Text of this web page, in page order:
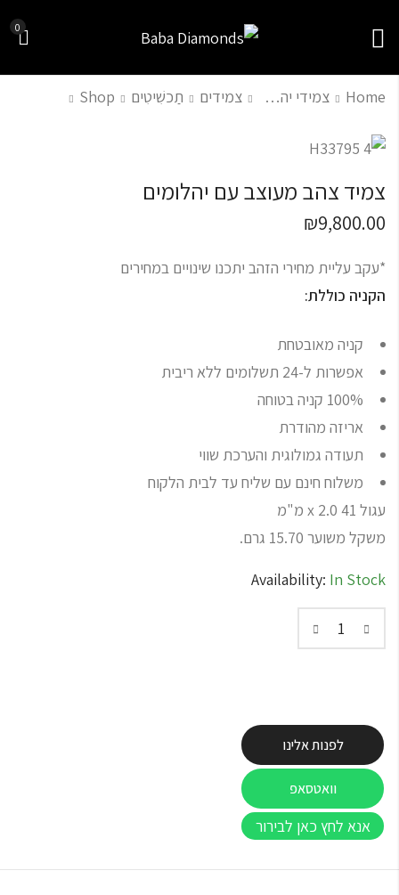
0
Home
Shop תַכשִׁיטִים צמידים צמידי יהלומים
קראט
13,300.00צמיד צהב מעוצב עם יהלומים
₪9,800.00
*עקב עליית מחירי הזהב יתכנו שינויים במחירים
הקניה כוללת:
קניה מאובטחת
אפשרות ל-24 תשלומים ללא ריבית
100% קניה בטוחה
אריזה מהודרת
תעודה גמולוגית והערכת שווי
משלוח חינם עם שליח עד לבית הלקוח
עגול 41 x 2.0 מ"מ
משקל משוער 15.70 גרם.
Availability: In Stock
לפנות אלינו
וואטסאפ
אנא לחץ כאן לבירור